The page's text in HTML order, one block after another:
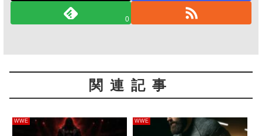
0
関連記事
WWE WWE